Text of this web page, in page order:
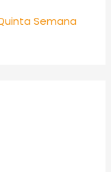
Semana